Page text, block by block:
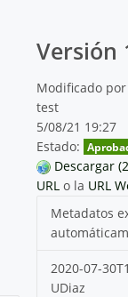
Versión
Modificado
test
5/08/21 19:27
Estado:
Descargar
URL o la URL
Metadatos
2020-07-
UDiaz